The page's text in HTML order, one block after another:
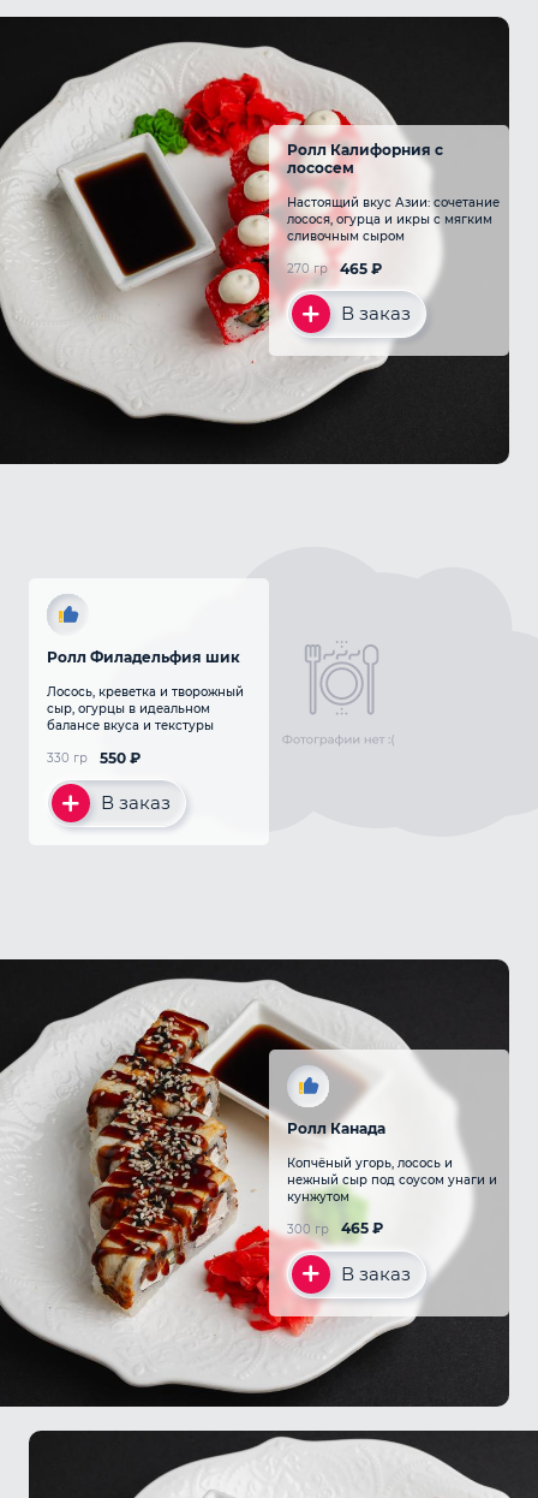
Ролл Калифорния с
лососем
Настоящий вкус Азии: сочетание
лосося, огурца и икры с мягким
сливочным сыром
465 ₽
270 гр
В заказ
Ролл Филадельфия шик
Лосось, креветка и творожный
сыр, огурцы в идеальном
балансе вкуса и текстуры
550 ₽
330 гр
В заказ
Ролл Канада
Копчёный угорь, лосось и
нежный сыр под соусом унаги и
кунжутом
465 ₽
300 гр
В заказ